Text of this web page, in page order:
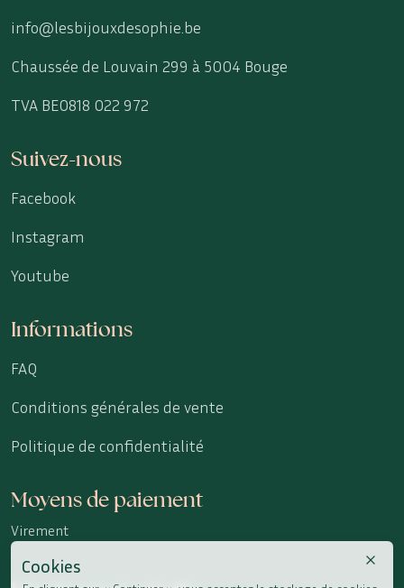
info@lesbijouxdesophie.be
Chaussée de Louvain 299 à 5004 Bouge
TVA BE0818 022 972
Suivez-nous
Facebook
Instagram
Youtube
Informations
FAQ
Conditions générales de vente
Politique de confidentialité
Moyens de paiement
Virement
Cookies